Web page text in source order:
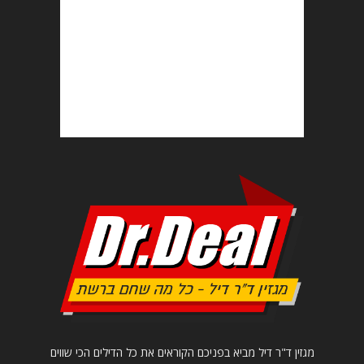
מגזין ד"ר דיל מביא בפניכם הקוראים את כל הדילים הכי שווים